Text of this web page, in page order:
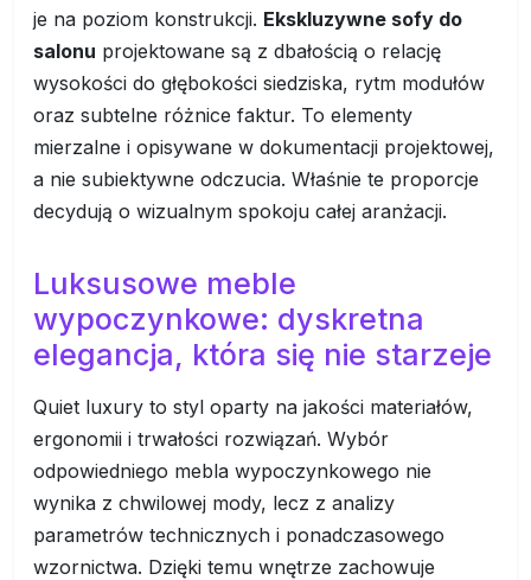
je na poziom konstrukcji. Ekskluzywne sofy do
salonu projektowane są z dbałością o relację
wysokości do głębokości siedziska, rytm modułów
oraz subtelne różnice faktur. To elementy
mierzalne i opisywane w dokumentacji projektowej,
a nie subiektywne odczucia. Właśnie te proporcje
decydują o wizualnym spokoju całej aranżacji.
Luksusowe meble
wypoczynkowe: dyskretna
elegancja, która się nie starzeje
Quiet luxury to styl oparty na jakości materiałów,
ergonomii i trwałości rozwiązań. Wybór
odpowiedniego mebla wypoczynkowego nie
wynika z chwilowej mody, lecz z analizy
parametrów technicznych i ponadczasowego
wzornictwa. Dzięki temu wnętrze zachowuje